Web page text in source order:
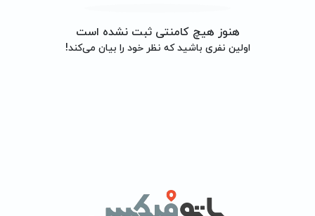
هنوز هیچ کامنتی ثبت نشده است
اولین نفری باشید که نظر خود را بیان می‌کند!